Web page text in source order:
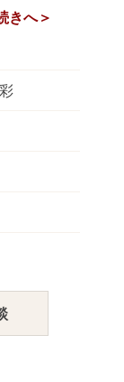
きへ＞